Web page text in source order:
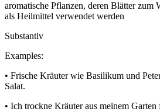
aromatische Pflanzen, deren Blätter zum
als Heilmittel verwendet werden
Substantiv
Examples:
• Frische Kräuter wie Basilikum und
Salat.
• Ich trockne Kräuter aus meinem Garten